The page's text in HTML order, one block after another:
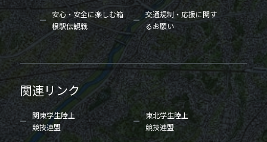
安心・安全に楽しむ箱
根駅伝観戦
交通規制・応援に関す
るお願い
関連リンク
関東学生陸上
競技連盟
東北学生陸上
競技連盟